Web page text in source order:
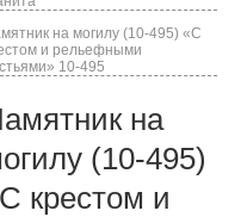
на могилу (10-495) «С
и рельефными
10-495
на
(10-495)
крестом и